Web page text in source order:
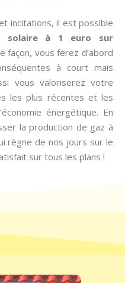
incitations, il est possible
solaire à 1 euro sur
façon, vous ferez d’abord
à court mais
vous valoriserez votre
les plus récentes et les
énergétique. En
la production de gaz à
règne de nos jours sur le
sur tous les plans !